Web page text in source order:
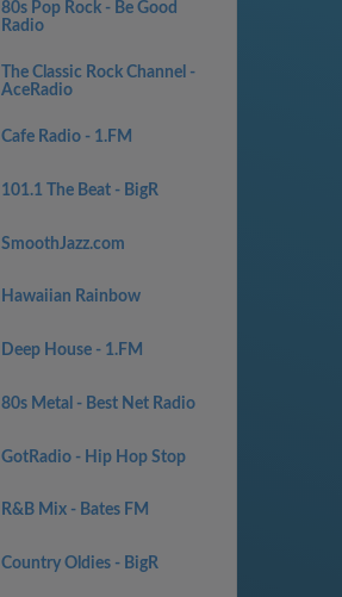
80s Pop Rock - Be Good
Radio
The Classic Rock Channel -
AceRadio
Cafe Radio - 1.FM
101.1 The Beat - BigR
SmoothJazz.com
Hawaiian Rainbow
Deep House - 1.FM
80s Metal - Best Net Radio
GotRadio - Hip Hop Stop
R&B Mix - Bates FM
Country Oldies - BigR